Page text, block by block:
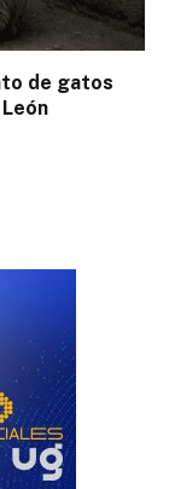
de gatos